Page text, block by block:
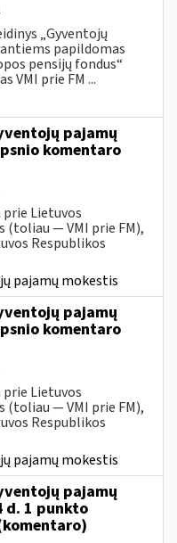
„Gyventojų
papildomas
pensijų fondus“
VMI prie FM ...
pajamų
komentaro
Lietuvos
(toliau — VMI prie FM),
Respublikos
pajamų mokestis
pajamų
komentaro
Lietuvos
(toliau — VMI prie FM),
Respublikos
pajamų mokestis
pajamų
d. 1 punkto